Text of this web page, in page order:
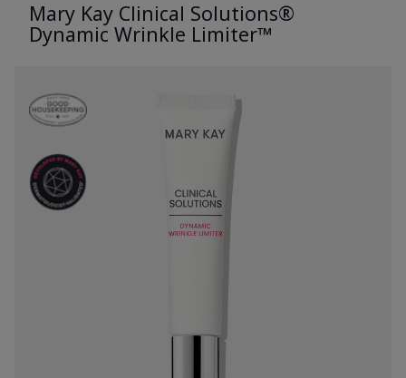
Mary Kay Clinical Solutions®
Dynamic Wrinkle Limiter™